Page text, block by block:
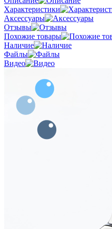
Характеристики
Аксессуары
Отзывы
Похожие товары
Наличие
Файлы
Видео